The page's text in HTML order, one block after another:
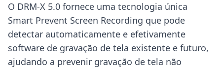
O DRM-X 5.0 fornece uma tecnologia única
Smart Prevent Screen Recording que pode
detectar automaticamente e efetivamente
software de gravação de tela existente e futuro,
ajudando a prevenir gravação de tela não